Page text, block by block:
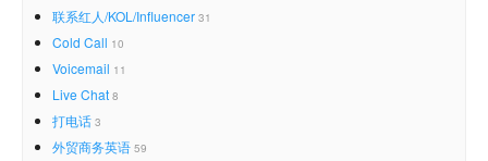
联系红人/KOL/Influencer 31
Cold Call 10
Voicemail 11
Live Chat 8
打电话 3
外贸商务英语 59